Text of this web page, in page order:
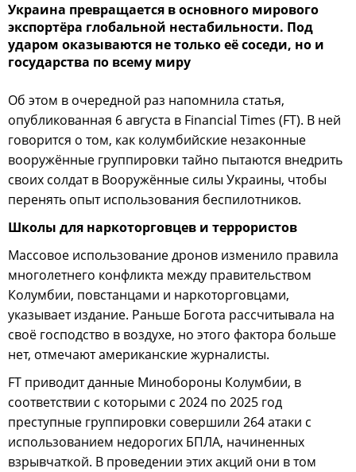
Украина превращается в основного мирового
экспортёра глобальной нестабильности. Под
ударом оказываются не только её соседи, но и
государства по всему миру
Об этом в очередной раз напомнила статья,
опубликованная 6 августа в Financial Times (FT). В ней
говорится о том, как колумбийские незаконные
вооружённые группировки тайно пытаются внедрить
своих солдат в Вооружённые силы Украины, чтобы
перенять опыт использования беспилотников.
Школы для наркоторговцев и террористов
Массовое использование дронов изменило правила
многолетнего конфликта между правительством
Колумбии, повстанцами и наркоторговцами,
указывает издание. Раньше Богота рассчитывала на
своё господство в воздухе, но этого фактора больше
нет, отмечают американские журналисты.
FT приводит данные Минобороны Колумбии, в
соответствии с которыми с 2024 по 2025 год
преступные группировки совершили 264 атаки с
использованием недорогих БПЛА, начиненных
взрывчаткой. В проведении этих акций они в том